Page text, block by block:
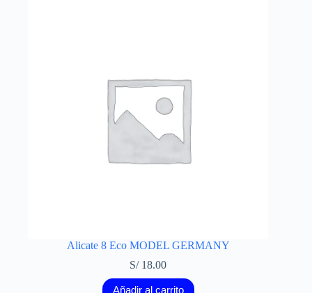
Alicate 8 Eco MODEL GERMANY
S/18.00
Añadir al carrito